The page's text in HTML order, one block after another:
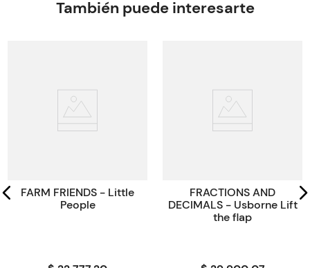
Encuadernación BABY BOOK
12
Código KEL 2280043
También puede interesarte
FARM FRIENDS - Little
People
FRACTIONS AND
DECIMALS - Usborne Lift
the flap